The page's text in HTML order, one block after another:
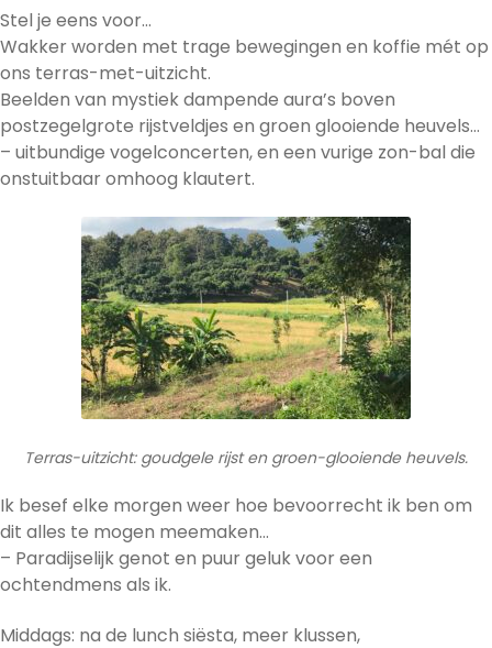
Stel je eens voor…
Wakker worden met trage bewegingen en koffie mét op
ons terras-met-uitzicht.
Beelden van mystiek dampende aura’s boven
postzegelgrote rijstveldjes en groen glooiende heuvels…
– uitbundige vogelconcerten, en een vurige zon-bal die
onstuitbaar omhoog klautert.
Terras-uitzicht: goudgele rijst en groen-glooiende heuvels.
Ik besef elke morgen weer hoe bevoorrecht ik ben om
dit alles te mogen meemaken…
– Paradijselijk genot en puur geluk voor een
ochtendmens als ik.
Middags: na de lunch siësta, meer klussen,